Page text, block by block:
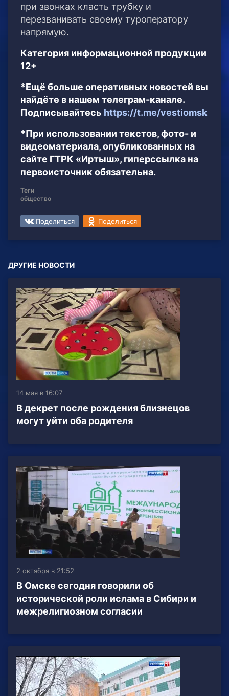
при звонках класть трубку и
перезванивать своему туроператору
напрямую.
Категория информационной продукции
12+
*Ещё больше оперативных новостей вы
найдёте в нашем телеграм-канале.
Подписывайтесь https://t.me/vestiomsk
*При использовании текстов, фото- и
видеоматериала, опубликованных на
сайте ГТРК «Иртыш», гиперссылка на
первоисточник обязательна.
Теги
общество
Поделиться Поделиться
ДРУГИЕ НОВОСТИ
14 мая в 16:07
В декрет после рождения близнецов
могут уйти оба родителя
2 октября в 21:52
В Омске сегодня говорили об
исторической роли ислама в Сибири и
межрелигиозном согласии